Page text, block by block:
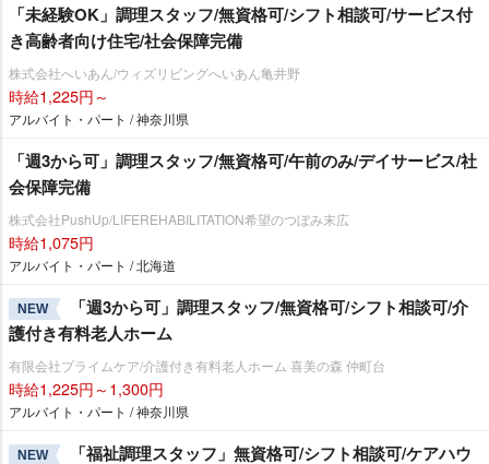
「未経験OK」調理スタッフ/無資格可/シフト相談可/サービス付
き高齢者向け住宅/社会保障完備
株式会社へいあん/ウィズリビングへいあん亀井野
時給1,225円～
アルバイト・パート / 神奈川県
「週3から可」調理スタッフ/無資格可/午前のみ/デイサービス/社
会保障完備
株式会社PushUp/LIFEREHABILITATION希望のつぼみ末広
時給1,075円
アルバイト・パート / 北海道
NEW
「週3から可」調理スタッフ/無資格可/シフト相談可/介
護付き有料老人ホーム
有限会社プライムケア/介護付き有料老人ホーム 喜美の森 仲町台
時給1,225円～1,300円
アルバイト・パート / 神奈川県
NEW
「福祉調理スタッフ」無資格可/シフト相談可/ケアハウ